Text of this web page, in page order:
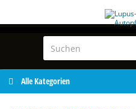
Alle Kategorien